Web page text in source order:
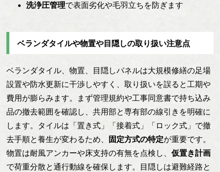
洗浄圧管理で表面劣化や毛羽立ちを防ぎます
ベランダタイルや物置や目隠しの取り扱い注意点
ベランダタイル、物置、目隠しパネルは大規模修繕の足場
設置や防水更新に干渉しやすく、取り扱いを誤ると工期や
費用が膨らみます。まず管理規約や工事同意書で持ち込み
品の撤去範囲を確認し、共用部と専有部の線引きを明確に
します。タイルは「置き式」「接着式」「ロック式」で撤
去手順と養生が変わるため、
固定方式の特定が重要です。
物置は耐風アンカーや床支持の有無を点検し、仮置き計画
で荷重分散と通行動線を確保します。目隠しは避難経路と